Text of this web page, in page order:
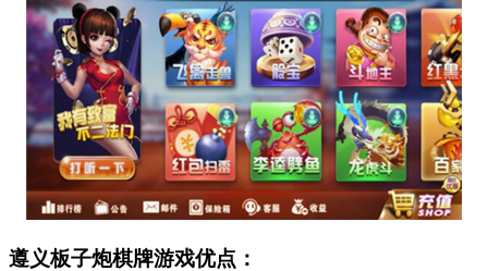
遵义板子炮棋牌游戏优点：